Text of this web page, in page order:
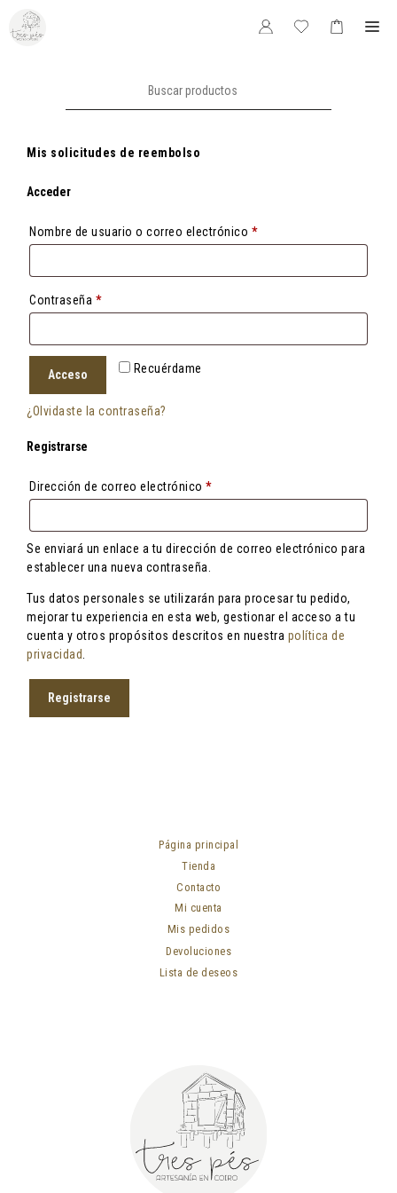
Saltar
contenido
Mis solicitudes de reembolso
Acceder
Nombre de usuario o correo electrónico *Obligatorio
Contraseña *Obligatorio
Recuérdame
Acceso
¿Olvidaste la contraseña?
Registrarse
Dirección de correo electrónico *Obligatorio
Se enviará un enlace a tu dirección de correo electrónico para
establecer una nueva contraseña.
Tus datos personales se utilizarán para procesar tu pedido,
mejorar tu experiencia en esta web, gestionar el acceso a tu
cuenta y otros propósitos descritos en nuestra política de
privacidad
Registrarse
Página principal
Tienda
Contacto
Mi cuenta
Mis pedidos
Devoluciones
Lista de deseos